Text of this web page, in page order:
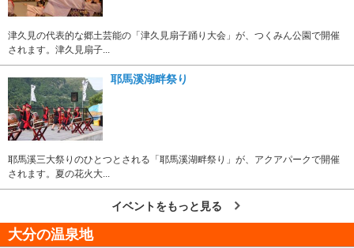
津久見の代表的な郷土芸能の「津久見扇子踊り大会」が、つくみん公園で開催
されます。津久見扇子...
耶馬溪湖畔祭り
耶馬溪三大祭りのひとつとされる「耶馬溪湖畔祭り」が、アクアパークで開催
されます。夏の花火大...
イベントをもっと見る
大分の温泉地